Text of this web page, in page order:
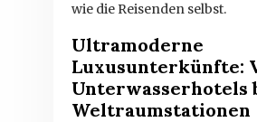
wie die Reisenden selbst.
Ultramoderne
Luxusunterkünfte:
Unterwasserhotels
Weltraumstationen